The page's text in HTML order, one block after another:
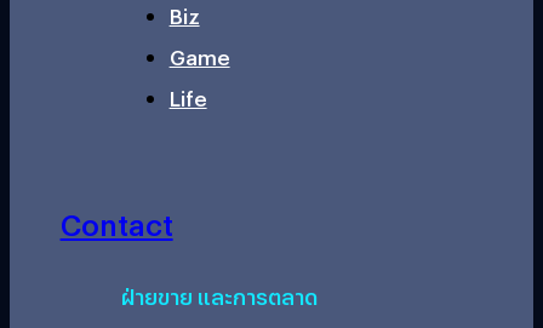
Biz
Game
Life
Contact
ฝ่ายขาย และการตลาด